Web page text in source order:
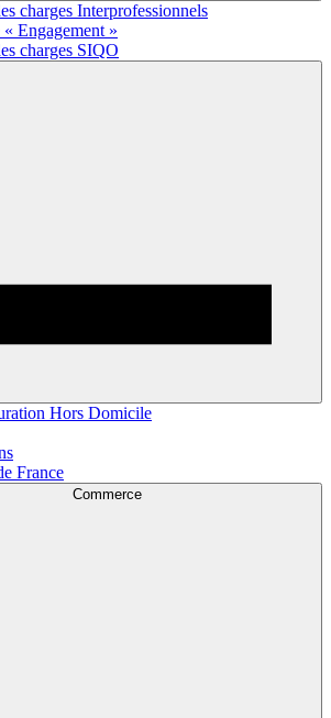
charges Interprofessionnels
Engagement »
charges SIQO
Hors Domicile
France
Commerce